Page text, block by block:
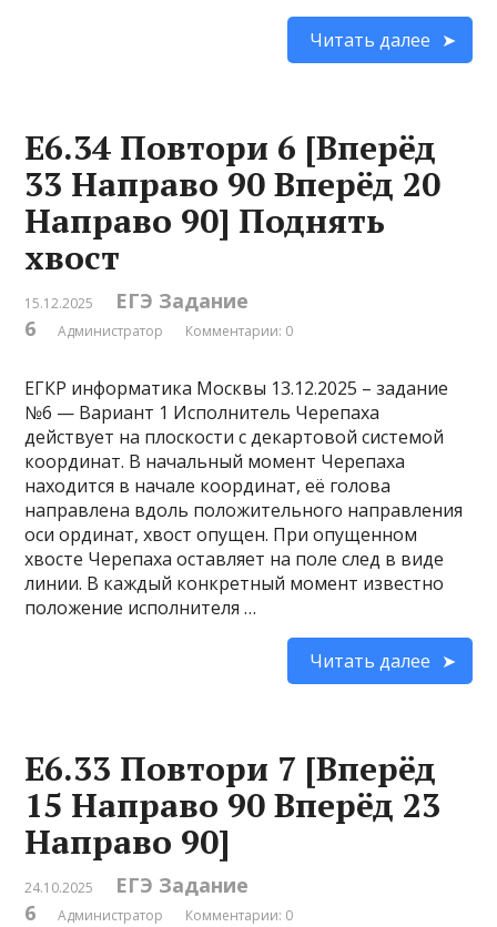
Читать далее
Е6.34 Повтори 6 [Вперёд
33 Направо 90 Вперёд 20
Направо 90] Поднять
хвост
15.12.2025
ЕГЭ Задание
6
Администратор Комментарии: 0
ЕГКР информатика Москвы 13.12.2025 – задание
№6 — Вариант 1 Исполнитель Черепаха
действует на плоскости с декартовой системой
координат. В начальный момент Черепаха
находится в начале координат, её голова
направлена вдоль положительного направления
оси ординат, хвост опущен. При опущенном
хвосте Черепаха оставляет на поле след в виде
линии. В каждый конкретный момент известно
положение исполнителя …
Читать далее
Е6.33 Повтори 7 [Вперёд
15 Направо 90 Вперёд 23
Направо 90]
24.10.2025
ЕГЭ Задание
6
Администратор Комментарии: 0